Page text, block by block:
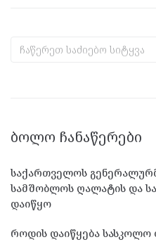
ᲑᲝᲚᲝ ᲩᲐᲜᲐᲬᲔᲠᲔᲑᲘ
საქართველოს
სამშობლოს ღალატის და
დაიწყო
როდის დაიწყება სასკოლო